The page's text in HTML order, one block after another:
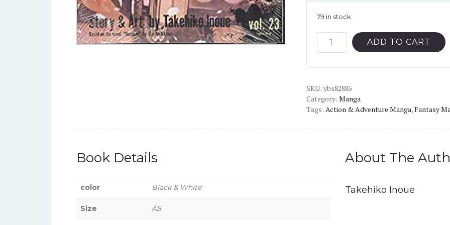
79 in stock
Vagabond
Vol.23
Manga
quantity
ADD TO CART
SKU: ybs82885
Category: Manga
Tags: Action & Adventure Manga,Fantasy
Book Details
color Black & White
Size A5
About The
Takehiko Inoue